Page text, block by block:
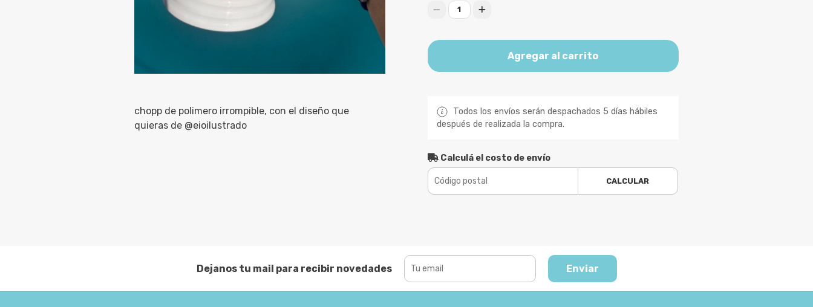
chopp de polimero irrompible, con el diseño que
quieras de @eioilustrado
1
Agregar al carrito
Todos los envíos serán despachados 5 días hábiles
después de realizada la compra.
Calculá el costo de envío
CALCULAR
Dejanos tu mail para recibir novedades Enviar